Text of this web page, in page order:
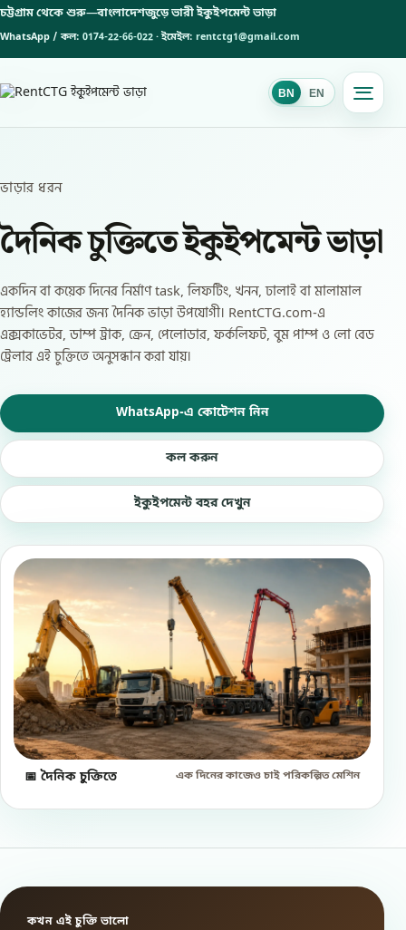
চট্টগ্রাম থেকে শুরু—বাংলাদেশজুড়ে ভারী ইকুইপমেন্ট ভাড়া
WhatsApp / কল: 0174-22-66-022 · ইমেইল: rentctg1@gmail.com
BN EN
BN
ভাড়ার ধরন
দৈনিক চুক্তিতে ইকুইপমেন্ট ভাড়া
একদিন বা কয়েক দিনের নির্মাণ task, লিফটিং, খনন, ঢালাই বা মালামাল
হ্যান্ডলিং কাজের জন্য দৈনিক ভাড়া উপযোগী। RentCTG.com-এ
এক্সকাভেটর, ডাম্প ট্রাক, ক্রেন, পেলোডার, ফর্কলিফট, বুম পাম্প ও লো বেড
ট্রেলার এই চুক্তিতে অনুসন্ধান করা যায়।
WhatsApp-এ কোটেশন নিন
কল করুন
ইকুইপমেন্ট বহর দেখুন
📅 দৈনিক চুক্তিতে এক দিনের কাজেও চাই পরিকল্পিত মেশিন
কখন এই চুক্তি ভালো